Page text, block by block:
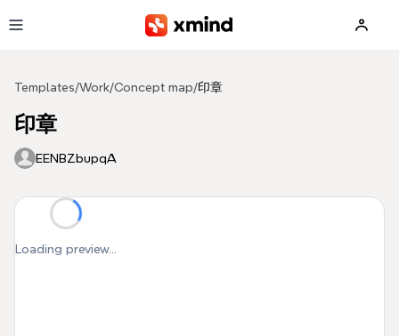
Templates/Work/Concept map/印章
印章
EENBZbupqA
Loading preview...